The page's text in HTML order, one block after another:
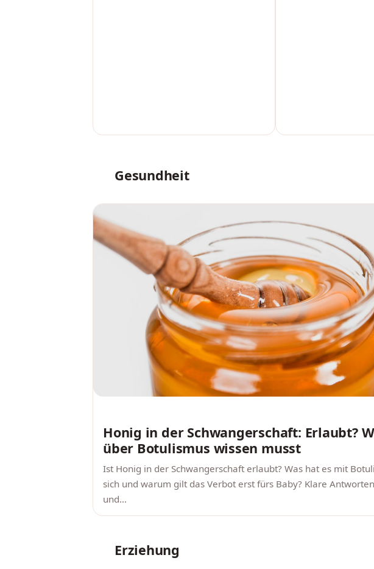
Gesundheit
Honig in der Schwangerschaft: Erlaubt?
über Botulismus wissen musst
Ist Honig in der Schwangerschaft erlaubt? Was hat es mit
sich und warum gilt das Verbot erst fürs Baby? Klare
und…
Erziehung